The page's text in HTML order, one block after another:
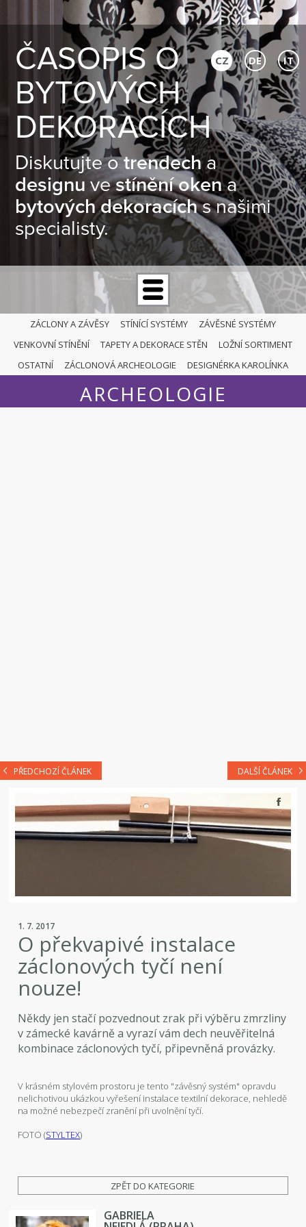
ČASOPIS O
BYTOVÝCH
DEKORACÍCH
Diskutujte otrendecha
designuvestínění okena
bytových dekoracíchs našimi
specialisty.
CZ DE IT
ZÁCLONY A ZÁVĚSY STÍNÍCÍ SYSTÉMY
ZÁVĚSNÉ SYSTÉMY
VENKOVNÍ STÍNĚNÍ
TAPETY A DEKORACE STĚN
LOŽNÍ SORTIMENT
OSTATNÍ
ZÁCLONOVÁ ARCHEOLOGIE DESIGNÉRKA KAROLÍNKA
ZÁCLONOVÁ
ARCHEOLOGIE
PŘEDCHOZÍ ČLÁNEK DALŠÍ ČLÁNEK
1. 7. 2017
O překvapivé instalace
záclonových tyčí není
nouze!
Někdy jen stačí pozvednout zrak při výběru zmrzliny
v zámecké kavárně a vyrazí vám dech neuvěřitelná
kombinace záclonových tyčí, připevněná provázky.
V krásném stylovém prostoru je tento "závěsný systém" opravdu
nelichotivou ukázkou vyřešení instalace textilní dekorace, nehledě
na možné nebezpečí zranění při uvolnění tyčí.
FOTO (STYLTEX)
ZPĚT DO KATEGORIE
GABRIELA